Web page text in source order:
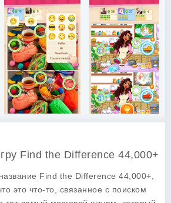
Find the Difference 44,000+
Find the Difference 44,000+
это что-то, связанное с поиском